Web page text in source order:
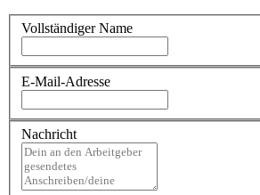
Vollständiger Name
E-Mail-Adresse
Nachricht